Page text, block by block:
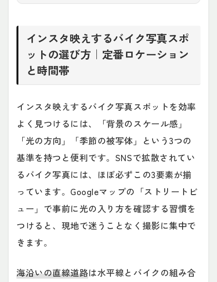
インスタ映えするバイク写真スポ
ットの選び方｜定番ロケーション
と時間帯
インスタ映えするバイク写真スポットを効率
よく見つけるには、「背景のスケール感」
「光の方向」「季節の被写体」という3つの
基準を持つと便利です。SNSで拡散されてい
るバイク写真には、ほぼ必ずこの3要素が揃
っています。Googleマップの「ストリートビ
ュー」で事前に光の入り方を確認する習慣を
つけると、現地で迷うことなく撮影に集中で
きます。
海沿いの直線道路は水平線とバイクの組み合